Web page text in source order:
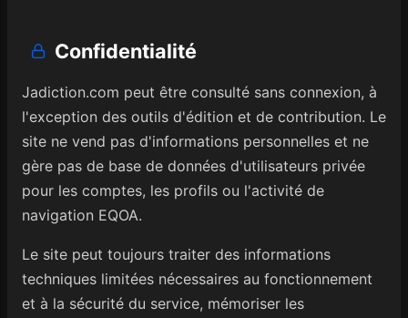
Confidentialité
Jadiction.com peut être consulté sans connexion, à
l'exception des outils d'édition et de contribution. Le
site ne vend pas d'informations personnelles et ne
gère pas de base de données d'utilisateurs privée
pour les comptes, les profils ou l'activité de
navigation EQOA.
Le site peut toujours traiter des informations
techniques limitées nécessaires au fonctionnement
et à la sécurité du service, mémoriser les